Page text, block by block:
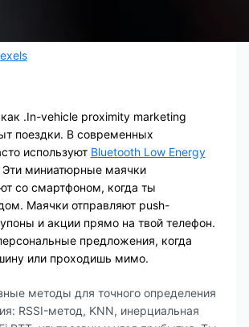
.In-vehicle proximity marketing
поездки. В современных
используют Bluetooth Low Energy
Эти миниатюрные маячки
со смартфоном, когда ты
Маячки отправляют push-
и акции прямо на твой телефон.
предложения, когда
или проходишь мимо.
методы для точного определения
RSSI-метод, KNN, инерциальная